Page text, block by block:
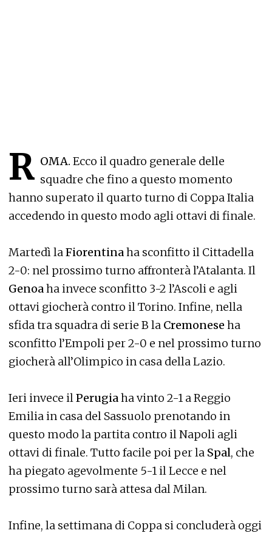
R OMA. Ecco il quadro generale delle
squadre che fino a questo momento
hanno superato il quarto turno di Coppa Italia
accedendo in questo modo agli ottavi di finale.
Martedì laFiorentinaha sconfitto il Cittadella
2-0: nel prossimo turno affronterà l’Atalanta. Il
Genoaha invece sconfitto 3-2 l’Ascoli e agli
ottavi giocherà contro il Torino. Infine, nella
sfida tra squadra di serie B la Cremonese ha
sconfitto l’Empoli per 2-0 e nel prossimo turno
giocherà all’Olimpico in casa della Lazio.
Ieri invece ilPerugiaha vinto 2-1 a Reggio
Emilia in casa del Sassuolo prenotando in
questo modo la partita contro il Napoli agli
ottavi di finale. Tutto facile poi per la Spal, che
ha piegato agevolmente 5-1 il Lecce e nel
prossimo turno sarà attesa dal Milan.
Infine, la settimana di Coppa si concluderà oggi